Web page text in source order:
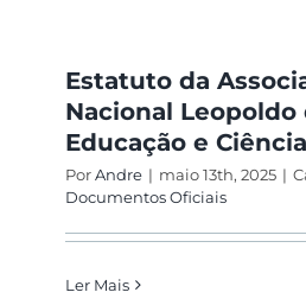
Estatuto da
Nacional Leopoldo
Educação e Ciência
PorAndre | maio 13th, 2025 |
Documentos Oficiais
Ler Mais